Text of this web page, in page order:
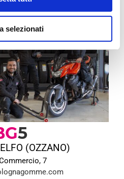
selezionati
5
(OZZANO)
7